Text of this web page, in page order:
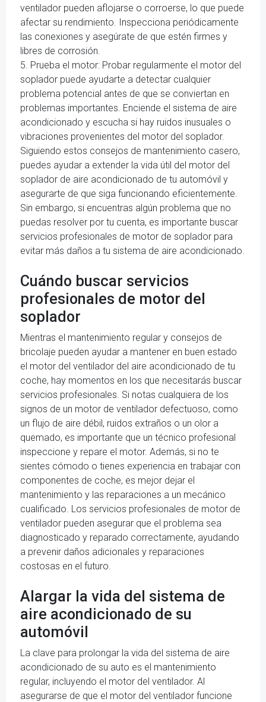
ventilador pueden aflojarse o corroerse, lo que puede
afectar su rendimiento. Inspecciona periódicamente
las conexiones y asegúrate de que estén firmes y
libres de corrosión.
5. Prueba el motor: Probar regularmente el motor del
soplador puede ayudarte a detectar cualquier
problema potencial antes de que se conviertan en
problemas importantes. Enciende el sistema de aire
acondicionado y escucha si hay ruidos inusuales o
vibraciones provenientes del motor del soplador.
Siguiendo estos consejos de mantenimiento casero,
puedes ayudar a extender la vida útil del motor del
soplador de aire acondicionado de tu automóvil y
asegurarte de que siga funcionando eficientemente.
Sin embargo, si encuentras algún problema que no
puedas resolver por tu cuenta, es importante buscar
servicios profesionales de motor de soplador para
evitar más daños a tu sistema de aire acondicionado.
Cuándo buscar servicios
profesionales de motor del
soplador
Mientras el mantenimiento regular y consejos de
bricolaje pueden ayudar a mantener en buen estado
el motor del ventilador del aire acondicionado de tu
coche, hay momentos en los que necesitarás buscar
servicios profesionales. Si notas cualquiera de los
signos de un motor de ventilador defectuoso, como
un flujo de aire débil, ruidos extraños o un olor a
quemado, es importante que un técnico profesional
inspeccione y repare el motor. Además, si no te
sientes cómodo o tienes experiencia en trabajar con
componentes de coche, es mejor dejar el
mantenimiento y las reparaciones a un mecánico
cualificado. Los servicios profesionales de motor de
ventilador pueden asegurar que el problema sea
diagnosticado y reparado correctamente, ayudando
a prevenir daños adicionales y reparaciones
costosas en el futuro.
Alargar la vida del sistema de
aire acondicionado de su
automóvil
La clave para prolongar la vida del sistema de aire
acondicionado de su auto es el mantenimiento
regular, incluyendo el motor del ventilador. Al
asegurarse de que el motor del ventilador funcione